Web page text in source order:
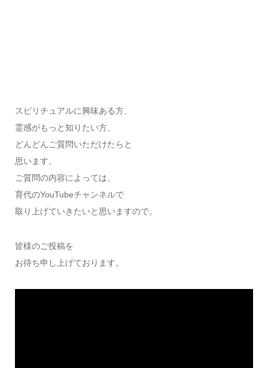
スピリチュアルに興味ある方、
霊感がもっと知りたい方、
どんどんご質問いただけたらと
思います。
ご質問の内容によっては、
育代のYouTubeチャンネルで
取り上げていきたいと思いますので。
皆様のご投稿を
お待ち申し上げております。